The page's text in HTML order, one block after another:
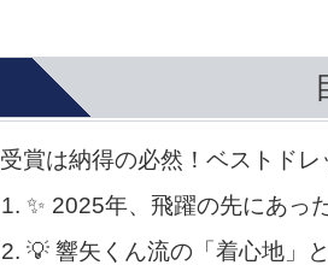
受賞は納得の必然！ベストド
✨ 2025年、飛躍の先にあっ
💡 響矢くん流の「着心地」